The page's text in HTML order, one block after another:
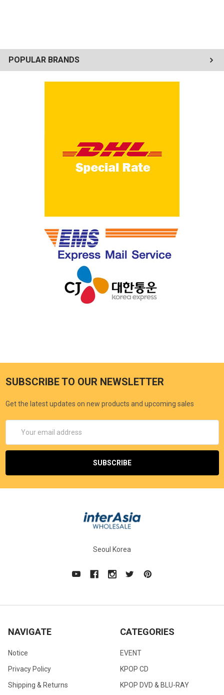
POPULAR BRANDS
SUBSCRIBE TO OUR NEWSLETTER
Get the latest updates on new products and upcoming sales
Address
Seoul Korea
NAVIGATE
Notice
Privacy Policy
Shipping & Returns
CATEGORIES
EVENT
KPOP CD
KPOP DVD & BLU-RAY